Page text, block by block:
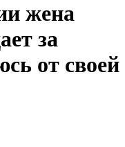
жена
за
от своей